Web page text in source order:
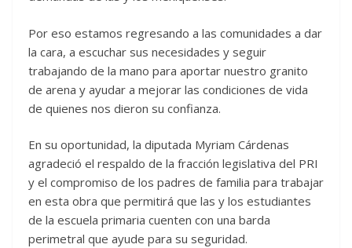
Por eso estamos regresando a las comunidades a dar
la cara, a escuchar sus necesidades y seguir
trabajando de la mano para aportar nuestro granito
de arena y ayudar a mejorar las condiciones de vida
de quienes nos dieron su confianza.
En su oportunidad, la diputada Myriam Cárdenas
agradeció el respaldo de la fracción legislativa del PRI
y el compromiso de los padres de familia para trabajar
en esta obra que permitirá que las y los estudiantes
de la escuela primaria cuenten con una barda
perimetral que ayude para su seguridad.